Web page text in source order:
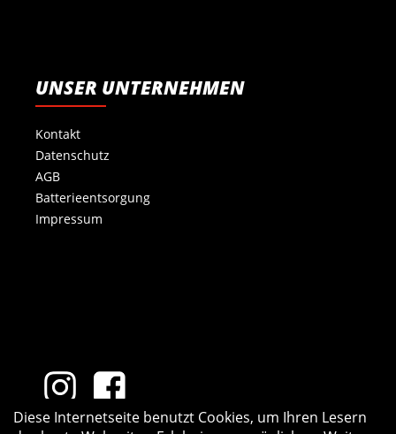
UNSER UNTERNEHMEN
Kontakt
Datenschutz
AGB
Batterieentsorgung
Impressum
Diese Internetseite benutzt Cookies, um Ihren Lesern